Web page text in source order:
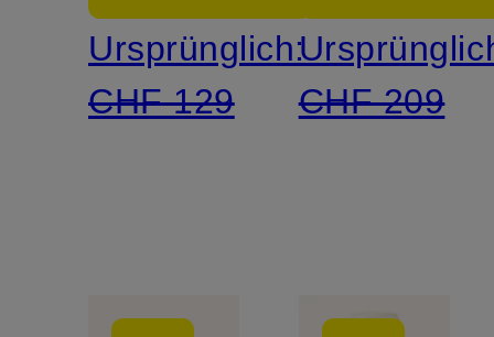
Ursprünglich:
CHF 129
CHF 209